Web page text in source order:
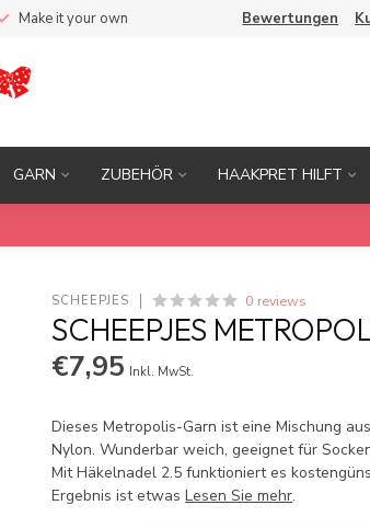
Make it your own Bewertungen
GARN ZUBEHÖR HAAKPRET HILFT
SCHEEPJES 0 reviews
SCHEEPJES
€7,95 Inkl. MwSt.
Dieses Metropolis-Garn ist eine Mischung
Nylon. Wunderbar weich, geeignet für
Mit Häkelnadel 2.5 funktioniert es
Ergebnis ist etwasLesen Sie mehr.